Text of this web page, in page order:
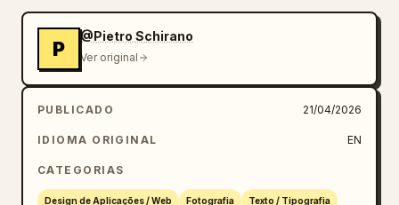
P
@Pietro Schirano
Ver original
PUBLICADO 21/04/2026
IDIOMA ORIGINAL EN
CATEGORIAS
Design de Aplicações / Web Fotografia Texto / Tipografia